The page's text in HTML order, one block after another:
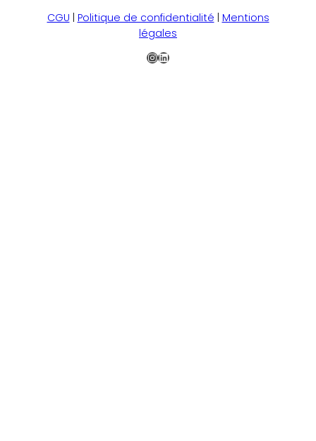
CGU Politique de confidentialité Mentions
légales
Instagram
LinkedIn